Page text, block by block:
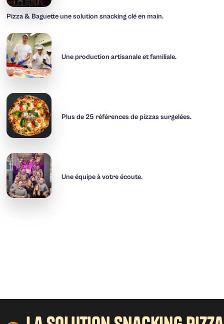
Pizza & Baguette une solution snacking clé en main.
Une production artisanale et familiale.
Plus de 25 références de pizzas surgelées.
Une équipe à votre écoute.